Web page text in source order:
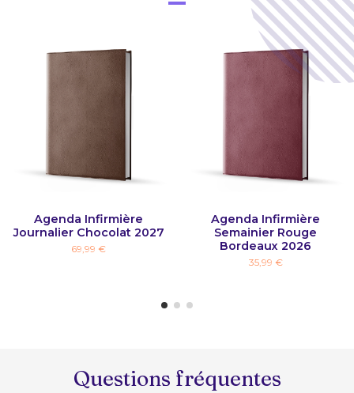
Agenda Infirmière
Journalier Chocolat 2027
69,99 €
Agenda Infirmière
Semainier Rouge
Bordeaux 2026
35,99 €
Questions fréquentes